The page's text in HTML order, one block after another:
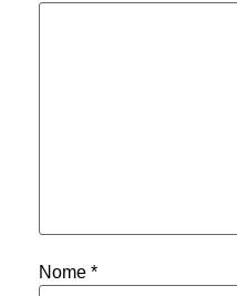
Nome *